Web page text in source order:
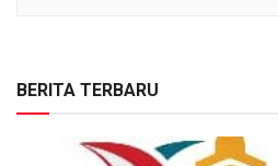
BERITA TERBARU